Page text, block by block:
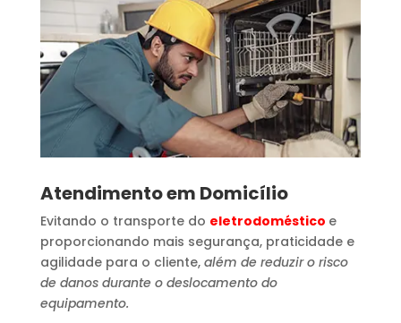
Atendimento em Domicílio
Evitando o transporte do eletrodoméstico e
proporcionando mais segurança, praticidade e
agilidade para o cliente, além de reduzir o risco
de danos durante o deslocamento do
equipamento.